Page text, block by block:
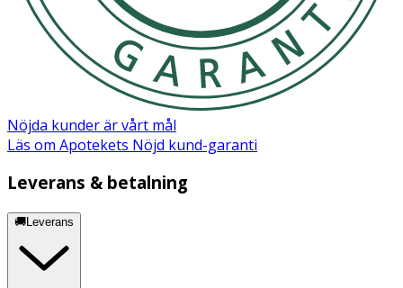
Nöjda kunder är vårt mål
Läs om Apotekets Nöjd kund-garanti
Leverans & betalning
🚚Leverans